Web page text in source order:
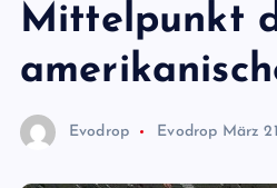
Mittelpunkt
Evodrop Evodrop März